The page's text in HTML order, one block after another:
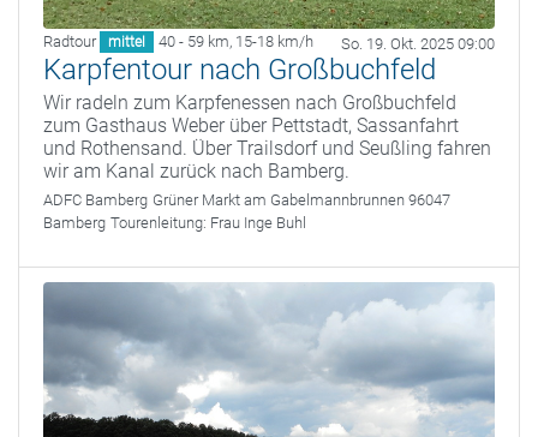
Radtour mittel 40 - 59 km, 15-18 km/h So. 19. Okt. 2025 09:00
Karpfentour nach Großbuchfeld
Wir radeln zum Karpfenessen nach Großbuchfeld
zum Gasthaus Weber über Pettstadt, Sassanfahrt
und Rothensand. Über Trailsdorf und Seußling fahren
wir am Kanal zurück nach Bamberg.
ADFC Bamberg Grüner Markt am Gabelmannbrunnen 96047
Bamberg Tourenleitung: Frau Inge Buhl